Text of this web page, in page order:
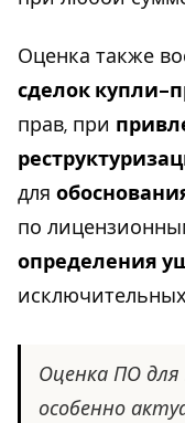
Оценка также
сделок купли-
прав, при
для
по
определения
Оценка ПО для
особенно